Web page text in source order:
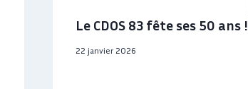
Le CDOS 83 fête ses 50 ans !
22 janvier 2026